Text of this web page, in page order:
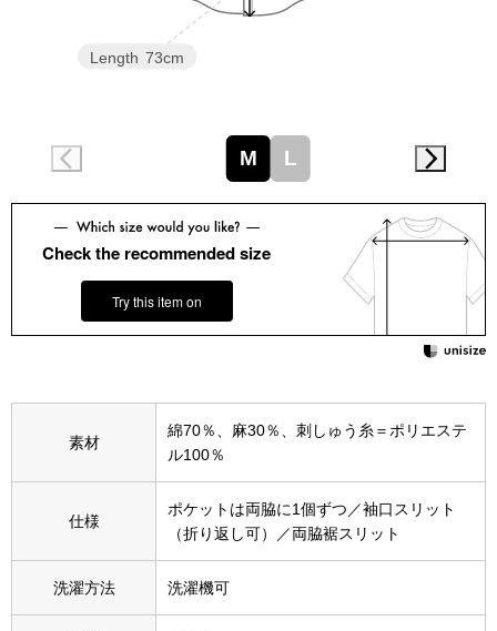
Miss Kyouko／ミスキョウコ
財布／コイン
その他
Length 73cm
M L
Check the recommended size
Try this item on
素材
綿70％、麻30％、刺しゅう糸＝ポリエステ
ル100％
仕様
ポケットは両脇に1個ずつ／袖口スリット
（折り返し可）／両脇裾スリット
洗濯方法 洗濯機可